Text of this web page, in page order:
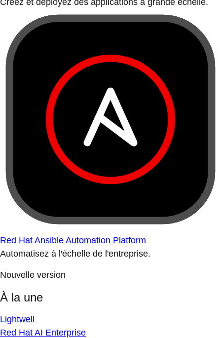
Créez et déployez des applications à grande échelle.
Red Hat Ansible Automation Platform
Automatisez à l'échelle de l'entreprise.
Nouvelle version
À la une
Lightwell
Red Hat AI Enterprise